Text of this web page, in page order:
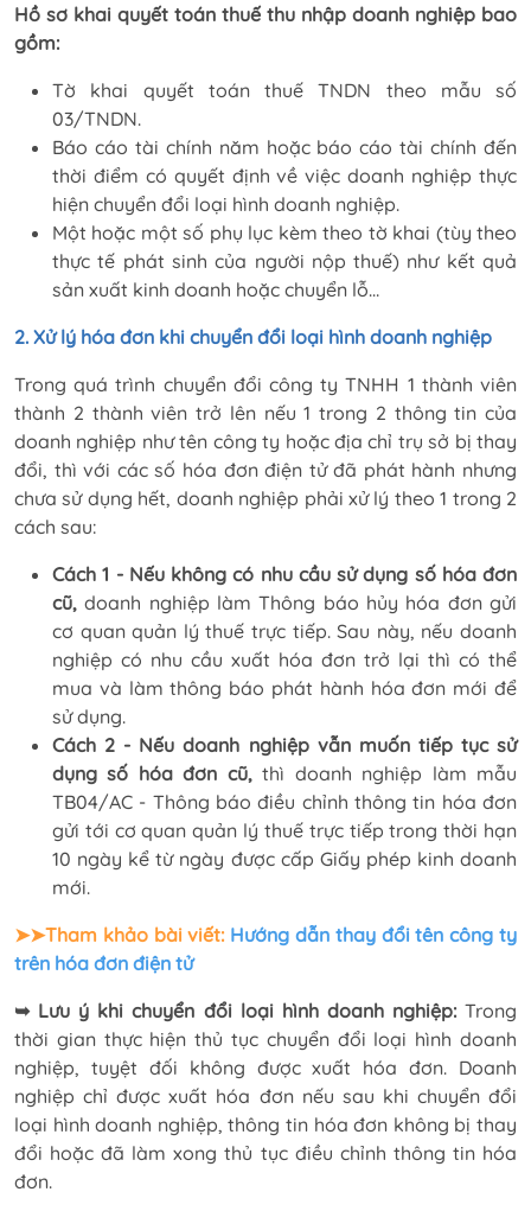
Hồ sơ khai quyết toán thuế thu nhập doanh nghiệp bao
gồm:
Tờ khai quyết toán thuế TNDN theo mẫu số
03/TNDN.
Báo cáo tài chính năm hoặc báo cáo tài chính đến
thời điểm có quyết định về việc doanh nghiệp thực
hiện chuyển đổi loại hình doanh nghiệp.
Một hoặc một số phụ lục kèm theo tờ khai (tùy theo
thực tế phát sinh của người nộp thuế) như kết quả
sản xuất kinh doanh hoặc chuyển lỗ…
2. Xử lý hóa đơn khi chuyển đổi loại hình doanh nghiệp
Trong quá trình chuyển đổi công ty TNHH 1 thành viên
thành 2 thành viên trở lên nếu 1 trong 2 thông tin của
doanh nghiệp như tên công ty hoặc địa chỉ trụ sở bị thay
đổi, thì với các số hóa đơn điện tử đã phát hành nhưng
chưa sử dụng hết, doanh nghiệp phải xử lý theo 1 trong 2
cách sau:
Cách 1 - Nếu không có nhu cầu sử dụng số hóa đơn
cũ,doanh nghiệp làm Thông báo hủy hóa đơn gửi
cơ quan quản lý thuế trực tiếp. Sau này, nếu doanh
nghiệp có nhu cầu xuất hóa đơn trở lại thì có thể
mua và làm thông báo phát hành hóa đơn mới để
sử dụng.
Cách 2 - Nếu doanh nghiệp vẫn muốn tiếp tục sử
dụng số hóa đơn cũ,thì doanh nghiệp làm mẫu
TB04/AC - Thông báo điều chỉnh thông tin hóa đơn
gửi tới cơ quan quản lý thuế trực tiếp trong thời hạn
10 ngày kể từ ngày được cấp Giấy phép kinh doanh
mới.
➤➤Tham khảo bài viết: Hướng dẫn thay đổi tên công ty
trên hóa đơn điện tử
➥ Lưu ý khi chuyển đổi loại hình doanh nghiệp: Trong
thời gian thực hiện thủ tục chuyển đổi loại hình doanh
nghiệp, tuyệt đối không được xuất hóa đơn. Doanh
nghiệp chỉ được xuất hóa đơn nếu sau khi chuyển đổi
loại hình doanh nghiệp, thông tin hóa đơn không bị thay
đổi hoặc đã làm xong thủ tục điều chỉnh thông tin hóa
đơn.